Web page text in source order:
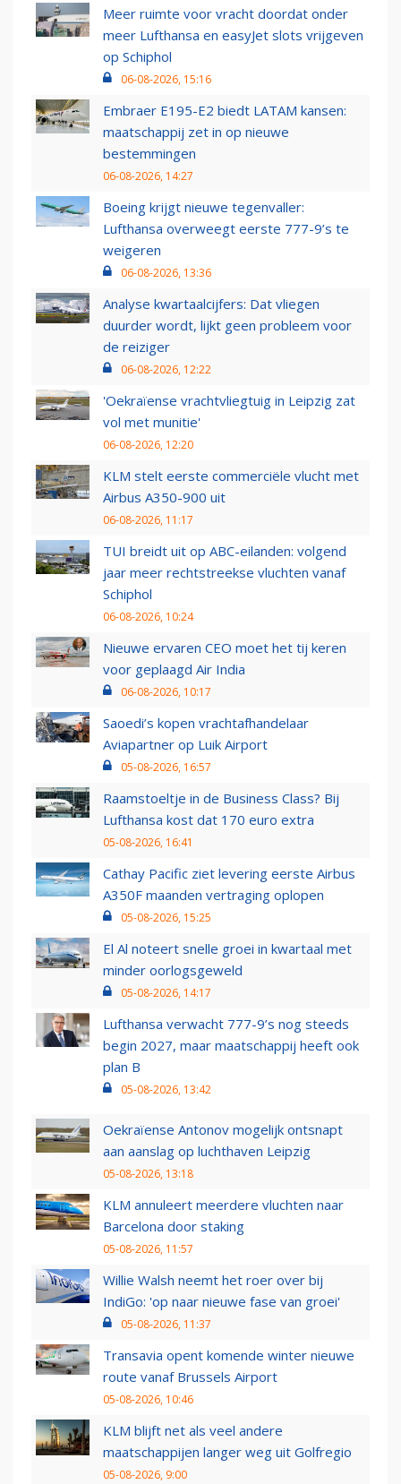
Meer ruimte voor vracht doordat onder
meer Lufthansa en easyJet slots vrijgeven
op Schiphol
06-08-2026, 15:16
Embraer E195-E2 biedt LATAM kansen:
maatschappij zet in op nieuwe
bestemmingen
06-08-2026, 14:27
Boeing krijgt nieuwe tegenvaller:
Lufthansa overweegt eerste 777-9’s te
weigeren
06-08-2026, 13:36
Analyse kwartaalcijfers: Dat vliegen
duurder wordt, lijkt geen probleem voor
de reiziger
06-08-2026, 12:22
'Oekraïense vrachtvliegtuig in Leipzig zat
vol met munitie'
06-08-2026, 12:20
KLM stelt eerste commerciële vlucht met
Airbus A350-900 uit
06-08-2026, 11:17
TUI breidt uit op ABC-eilanden: volgend
jaar meer rechtstreekse vluchten vanaf
Schiphol
06-08-2026, 10:24
Nieuwe ervaren CEO moet het tij keren
voor geplaagd Air India
06-08-2026, 10:17
Saoedi’s kopen vrachtafhandelaar
Aviapartner op Luik Airport
05-08-2026, 16:57
Raamstoeltje in de Business Class? Bij
Lufthansa kost dat 170 euro extra
05-08-2026, 16:41
Cathay Pacific ziet levering eerste Airbus
A350F maanden vertraging oplopen
05-08-2026, 15:25
El Al noteert snelle groei in kwartaal met
minder oorlogsgeweld
05-08-2026, 14:17
Lufthansa verwacht 777-9’s nog steeds
begin 2027, maar maatschappij heeft ook
plan B
05-08-2026, 13:42
Oekraïense Antonov mogelijk ontsnapt
aan aanslag op luchthaven Leipzig
05-08-2026, 13:18
KLM annuleert meerdere vluchten naar
Barcelona door staking
05-08-2026, 11:57
Willie Walsh neemt het roer over bij
IndiGo: 'op naar nieuwe fase van groei'
05-08-2026, 11:37
Transavia opent komende winter nieuwe
route vanaf Brussels Airport
05-08-2026, 10:46
KLM blijft net als veel andere
maatschappijen langer weg uit Golfregio
05-08-2026, 9:00